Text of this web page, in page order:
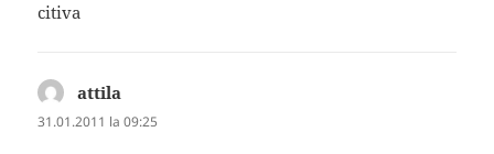
citiva
attila
31.01.2011 la 09:25